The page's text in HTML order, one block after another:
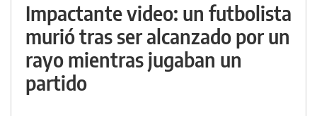
Impactante video: un futbolista
murió tras ser alcanzado por un
rayo mientras jugaban un
partido